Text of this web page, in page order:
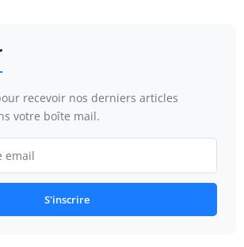
recevoir nos derniers articles
votre boîte mail.
S'inscrire